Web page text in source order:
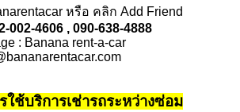
หรือ คลิก Add Friend
002-4606 , 090-638-4888
: Banana rent-a-car
ใช้บริการเช่ารถระหว่างซ่อม